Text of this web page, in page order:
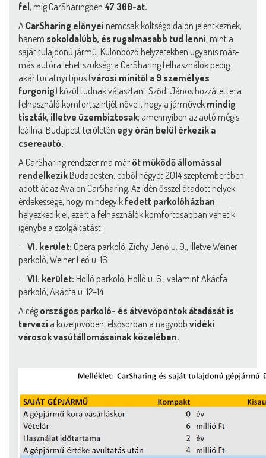
fel, míg CarSharingben 47 300-at.
A CarSharing előnyei nemcsak költségoldalon jelentkeznek,
hanem sokoldalúbb, és rugalmasabb tud lenni, mint a
saját tulajdonú jármű. Különböző helyzetekben ugyanis más-
más autóra lehet szükség: a CarSharing felhasználók pedig
akár tucatnyi típus (városi minitől a 9 személyes
furgonig) közül tudnak választani. Sződi János hozzátette: a
felhasználó komfortszintjét növeli, hogy a járművek mindig
tiszták, illetve üzembiztosak; amennyiben az autó mégis
leállna, Budapest területén egy órán belül érkezik a
csereautó.
A CarSharing rendszer ma már öt működő állomással
rendelkezik Budapesten, ebből négyet 2014 szeptemberében
adott át az Avalon CarSharing. Az idén ősszel átadott helyek
érdekessége, hogy mindegyik fedett parkolóházban
helyezkedik el, ezért a felhasználók komfortosabban vehetik
igénybe a szolgáltatást:
· VI. kerület: Opera parkoló, Zichy Jenő u. 9., illetve Weiner
parkoló, Weiner Leó u. 16.
· VII. kerület: Holló parkoló, Holló u. 6., valamint Akácfa
parkoló, Akácfa u. 12–14.
A cég országos parkoló- és átvevőpontok átadását is
tervezi a közeljövőben, elsősorban a nagyobb vidéki
városok vasútállomásainak közelében.